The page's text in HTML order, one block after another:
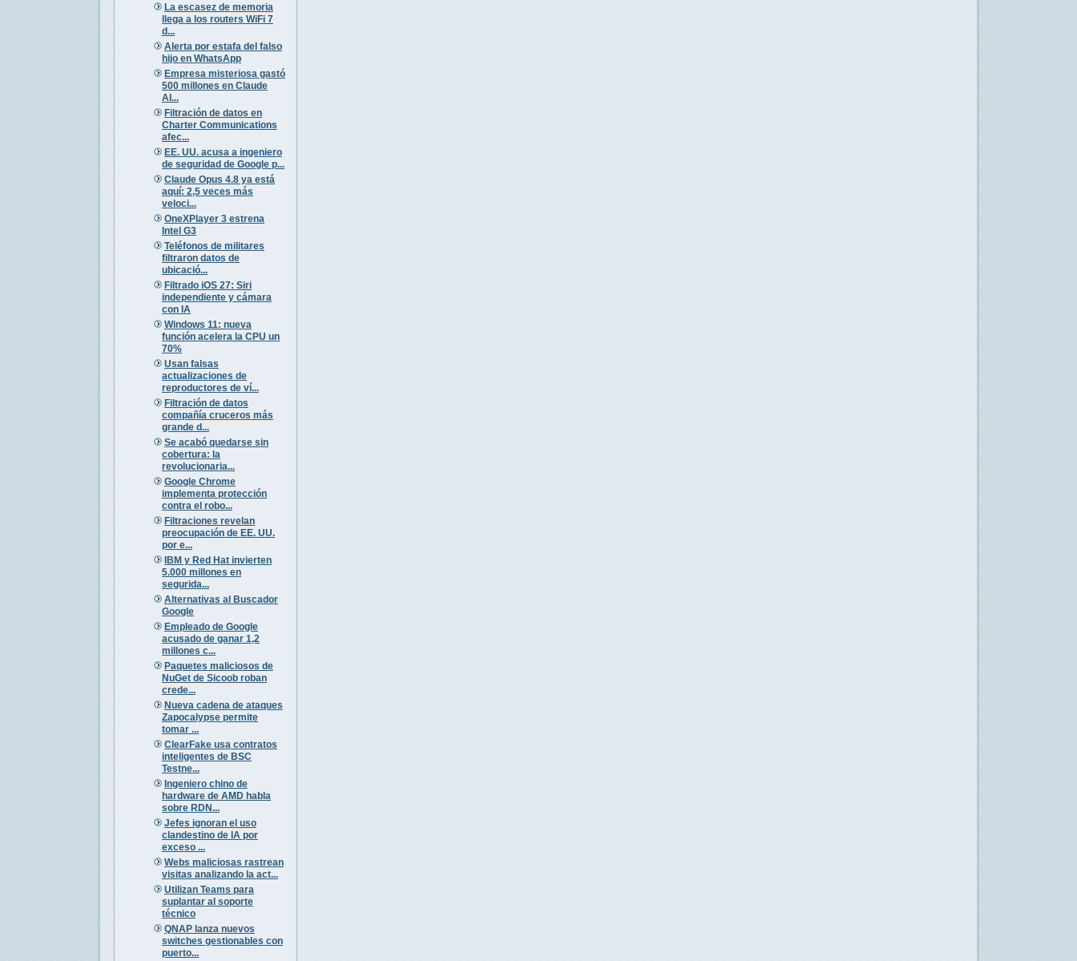
La escasez de memoria
llega a los routers WiFi 7
d...
Alerta por estafa del falso
hijo en WhatsApp
Empresa misteriosa gastó
500 millones en Claude
AI...
Filtración de datos en
Charter Communications
afec...
EE. UU. acusa a ingeniero
de seguridad de Google p...
Claude Opus 4.8 ya está
aquí: 2,5 veces más
veloci...
OneXPlayer 3 estrena
Intel G3
Teléfonos de militares
filtraron datos de
ubicació...
Filtrado iOS 27: Siri
independiente y cámara
con IA
Windows 11: nueva
función acelera la CPU un
70%
Usan falsas
actualizaciones de
reproductores de ví...
Filtración de datos
compañía cruceros más
grande d...
Se acabó quedarse sin
cobertura: la
revolucionaria...
Google Chrome
implementa protección
contra el robo...
Filtraciones revelan
preocupación de EE. UU.
por e...
IBM y Red Hat invierten
5.000 millones en
segurida...
Alternativas al Buscador
Google
Empleado de Google
acusado de ganar 1,2
millones c...
Paquetes maliciosos de
NuGet de Sicoob roban
crede...
Nueva cadena de ataques
Zapocalypse permite
tomar ...
ClearFake usa contratos
inteligentes de BSC
Testne...
Ingeniero chino de
hardware de AMD habla
sobre RDN...
Jefes ignoran el uso
clandestino de IA por
exceso ...
Webs maliciosas rastrean
visitas analizando la act...
Utilizan Teams para
suplantar al soporte
técnico
QNAP lanza nuevos
switches gestionables con
puerto...